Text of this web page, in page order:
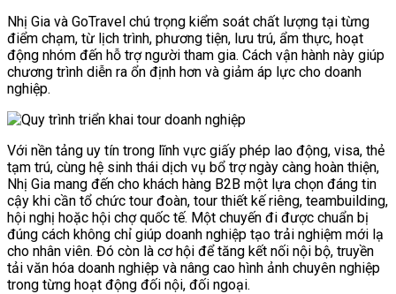
Nhị Gia và GoTravel chú trọng kiểm soát chất lượng tại từng
điểm chạm, từ lịch trình, phương tiện, lưu trú, ẩm thực, hoạt
động nhóm đến hỗ trợ người tham gia. Cách vận hành này giúp
chương trình diễn ra ổn định hơn và giảm áp lực cho doanh
nghiệp.
Với nền tảng uy tín trong lĩnh vực giấy phép lao động, visa, thẻ
tạm trú, cùng hệ sinh thái dịch vụ bổ trợ ngày càng hoàn thiện,
Nhị Gia mang đến cho khách hàng B2B một lựa chọn đáng tin
cậy khi cần tổ chức tour đoàn, tour thiết kế riêng, teambuilding,
hội nghị hoặc hội chợ quốc tế. Một chuyến đi được chuẩn bị
đúng cách không chỉ giúp doanh nghiệp tạo trải nghiệm mới lạ
cho nhân viên. Đó còn là cơ hội để tăng kết nối nội bộ, truyền
tải văn hóa doanh nghiệp và nâng cao hình ảnh chuyên nghiệp
trong từng hoạt động đối nội, đối ngoại.